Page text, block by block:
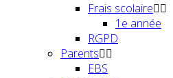
Frais scolaire
1e année
RGPD
Parents
EBS